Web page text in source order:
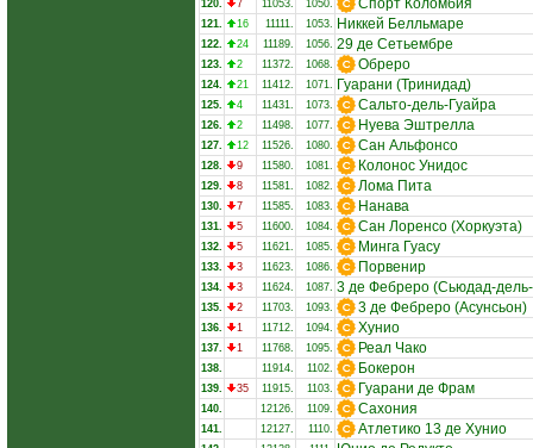
120. 7 11053. 1050. Спорт Коломбия
121. 16 11111. 1053. Никкей Белльмаре
122. 24 11189. 1056. 29 де Сетьембре
123. 2 11372. 1068. Обреро
124. 21 11412. 1071. Гуарани (Тринидад)
125. 4 11431. 1073. Сальто-дель-Гуайра
126. 2 11498. 1077. Нуева Эштрелла
127. 12 11526. 1080. Сан Альфонсо
128. 9 11580. 1081. Колонос Унидос
129. 8 11581. 1082. Лома Пита
130. 7 11585. 1083. Нанава
131. 5 11600. 1084. Сан Лоренсо (Хоркуэта)
132. 5 11621. 1085. Минга Гуасу
133. 3 11623. 1086. Порвенир
134. 3 11624. 1087. 3 де Фебреро (Сьюдад-
135. 2 11703. 1093. 3 де Фебреро (Асунсьон)
136. 1 11712. 1094. Хунио
137. 1 11768. 1095. Реал Чако
138. 11914. 1102. Бокерон
139. 35 11915. 1103. Гуарани де Фрам
140. 12126. 1109. Сахония
141. 12127. 1110. Атлетико 13 де Хунио